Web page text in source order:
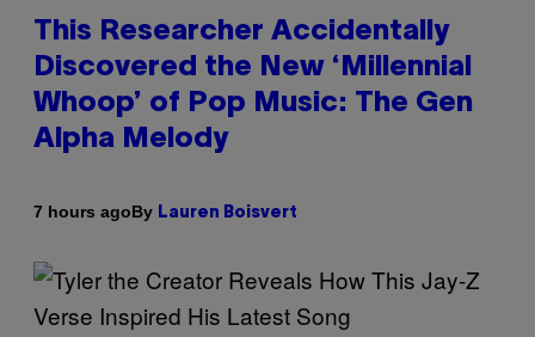
This Researcher Accidentally
Discovered the New ‘Millennial
Whoop’ of Pop Music: The Gen
Alpha Melody
7 hours agoBy Lauren Boisvert